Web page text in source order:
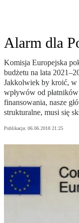
Alarm dla
Komisja Europejska
budżetu na lata
Jakkolwiek by kroić, w
wpływów od
finansowania, nasze
strukturalne, musi się
Publikacja: 06.06.2018 21:25